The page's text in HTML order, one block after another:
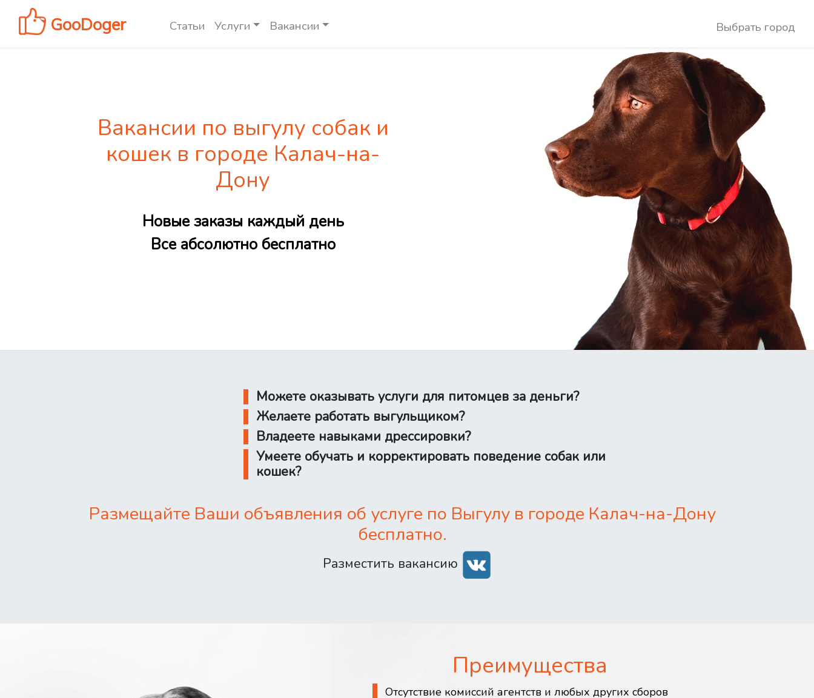
GooDoger Статьи Услуги Вакансии Выбрать город
Вакансии по выгулу собак и
кошек в городе Калач-на-
Дону
Новые заказы каждый день
Все абсолютно бесплатно
Можете оказывать услуги для питомцев за деньги?
Желаете работать выгульщиком?
Владеете навыками дрессировки?
Умеете обучать и корректировать поведение собак или
кошек?
Размещайте Ваши объявления об услуге по Выгулу в городе Калач-на-Дону
бесплатно.
Разместить вакансию
Преимущества
Отсутствие комиссий агентств и любых других сборов